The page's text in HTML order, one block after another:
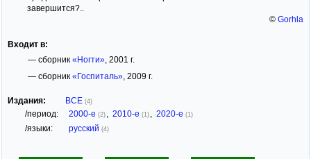
завершится?..
© Gorhla
Входит в:
— сборник «Ногти», 2001 г.
— сборник «Госпиталь», 2009 г.
Издания: ВСЕ (4)
/период: 2000-е (2) 2010-е (1) 2020-е (1)
/языки: русский (4)